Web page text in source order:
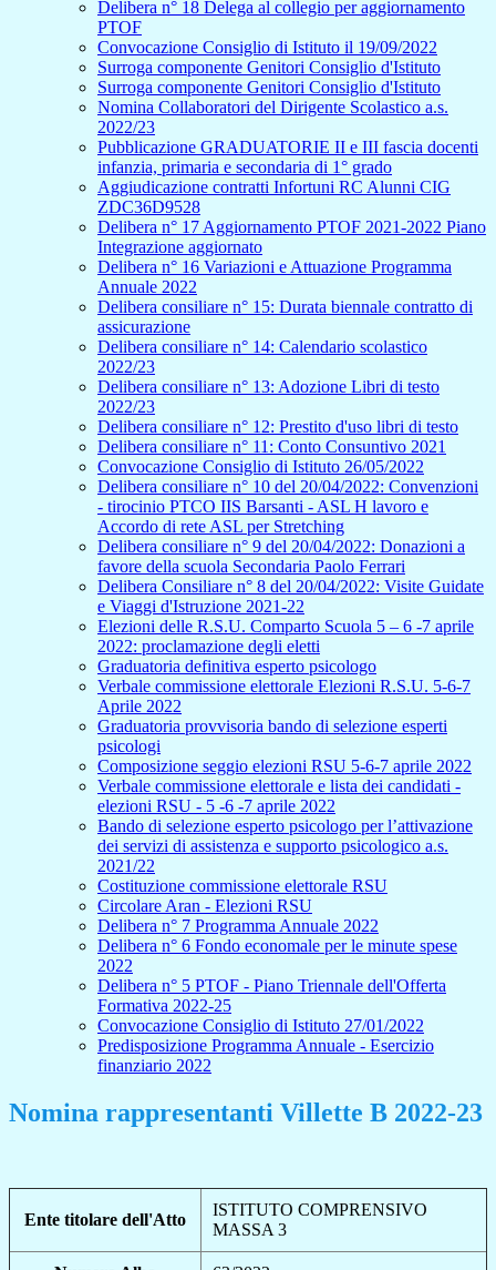
Delibera n° 18 Delega al collegio per aggiornamento
PTOF
Convocazione Consiglio di Istituto il 19/09/2022
Surroga componente Genitori Consiglio d'Istituto
Surroga componente Genitori Consiglio d'Istituto
Nomina Collaboratori del Dirigente Scolastico a.s.
2022/23
Pubblicazione GRADUATORIE II e III fascia docenti
infanzia, primaria e secondaria di 1° grado
Aggiudicazione contratti Infortuni RC Alunni CIG
ZDC36D9528
Delibera n° 17 Aggiornamento PTOF 2021-2022 Piano
Integrazione aggiornato
Delibera n° 16 Variazioni e Attuazione Programma
Annuale 2022
Delibera consiliare n° 15: Durata biennale contratto di
assicurazione
Delibera consiliare n° 14: Calendario scolastico
2022/23
Delibera consiliare n° 13: Adozione Libri di testo
2022/23
Delibera consiliare n° 12: Prestito d'uso libri di testo
Delibera consiliare n° 11: Conto Consuntivo 2021
Convocazione Consiglio di Istituto 26/05/2022
Delibera consiliare n° 10 del 20/04/2022: Convenzioni
- tirocinio PTCO IIS Barsanti - ASL H lavoro e
Accordo di rete ASL per Stretching
Delibera consiliare n° 9 del 20/04/2022: Donazioni a
favore della scuola Secondaria Paolo Ferrari
Delibera Consiliare n° 8 del 20/04/2022: Visite Guidate
e Viaggi d'Istruzione 2021-22
Elezioni delle R.S.U. Comparto Scuola 5 – 6 -7 aprile
2022: proclamazione degli eletti
Graduatoria definitiva esperto psicologo
Verbale commissione elettorale Elezioni R.S.U. 5-6-7
Aprile 2022
Graduatoria provvisoria bando di selezione esperti
psicologi
Composizione seggio elezioni RSU 5-6-7 aprile 2022
Verbale commissione elettorale e lista dei candidati -
elezioni RSU - 5 -6 -7 aprile 2022
Bando di selezione esperto psicologo per l’attivazione
dei servizi di assistenza e supporto psicologico a.s.
2021/22
Costituzione commissione elettorale RSU
Circolare Aran - Elezioni RSU
Delibera n° 7 Programma Annuale 2022
Delibera n° 6 Fondo economale per le minute spese
2022
Delibera n° 5 PTOF - Piano Triennale dell'Offerta
Formativa 2022-25
Convocazione Consiglio di Istituto 27/01/2022
Predisposizione Programma Annuale - Esercizio
finanziario 2022
Nomina rappresentanti Villette B 2022-23
Ente titolare dell'Atto
ISTITUTO COMPRENSIVO
MASSA 3